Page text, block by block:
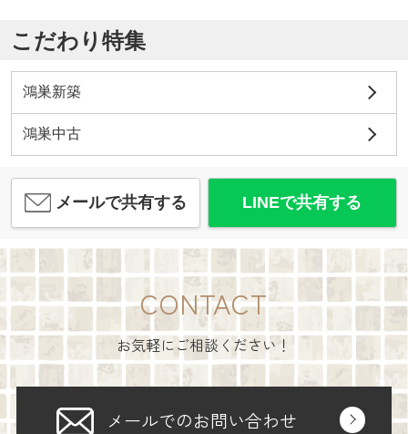
こだわり特集
鴻巣新築
鴻巣中古
メールで共有する LINEで共有する
CONTACT
お気軽にご相談ください！
メールでのお問い合わせ